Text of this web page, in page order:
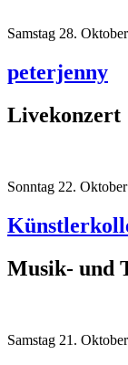
Samstag 28.
peterjenny
Livekonzert
Sonntag 22.
Musik- und
Samstag 21.